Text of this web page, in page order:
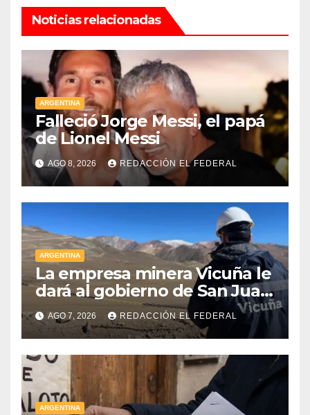
Noticias relacionadas
ARGENTINA
Falleció Jorge Messi, el papá
de Lionel Messi
AGO 8, 2026 REDACCIÓN EL FEDERAL
ARGENTINA
La empresa minera Vicuña le
dará al gobierno de San Juan
U$D 250 millones cómo un
aporte extraordinario y no
reembolsable
AGO 7, 2026 REDACCIÓN EL FEDERAL
ARGENTINA